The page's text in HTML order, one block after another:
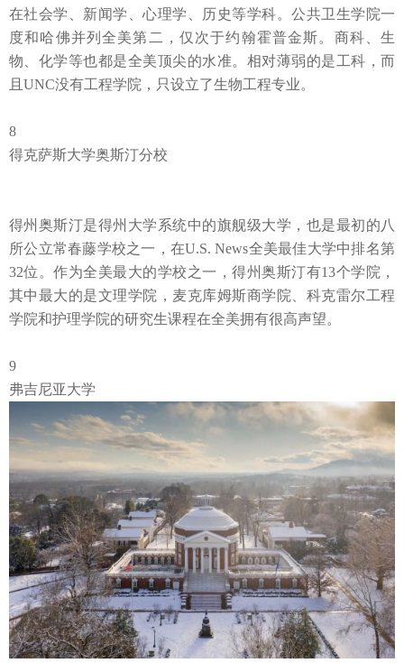
在社会学、新闻学、心理学、历史等学科。公共卫生学院一
度和哈佛并列全美第二， 仅次于约翰霍普金斯。商科、生
物、化学等也都是全美顶尖的水准。相对薄弱的是工科，而
且 UNC没有工程学院，只设立了生物工程专业。
8
得克萨斯大学奥斯汀分校
得州奥斯汀是得州大学系统中的旗舰级大学，也是最初的八
所公立常春藤学校之一，在U.S. News全美最佳大学中排名第
32位。作为全美最大的学校之一 ，得州奥斯汀有13个学院，
其中最大的是文理学院，麦克库姆斯商学院、科克雷尔工程
学院和护理学院的研究生课程在全美拥有很高声望。
9
弗吉尼亚大学